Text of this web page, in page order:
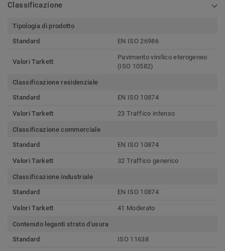
Classificazione
Tipologia di prodotto
Standard
EN ISO 26986
Valori Tarkett
Pavimento vinilico eterogeneo
(ISO 10582)
Classificazione residenziale
Standard
EN ISO 10874
Valori Tarkett 23 Traffico intenso
Classificazione commerciale
Standard
EN ISO 10874
Valori Tarkett 32 Traffico generico
Classificazione industriale
Standard
EN ISO 10874
Valori Tarkett 41 Moderato
Contenuto leganti strato d'usura
Standard
ISO 11638